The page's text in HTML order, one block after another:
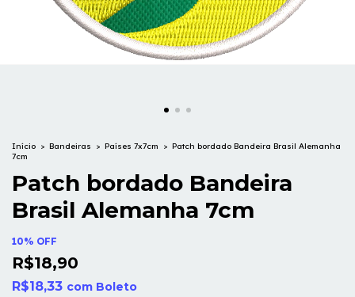
Início > Bandeiras > Países 7x7cm > Patch bordado Bandeira Brasil Alemanha
7cm
Patch bordado Bandeira
Brasil Alemanha 7cm
10% OFF
R$18,90
R$18,33 com Boleto